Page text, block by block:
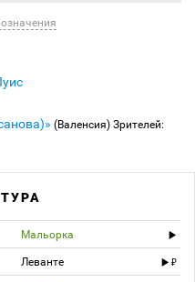
(Валенсия) Зрителей:
Мальорка
Леванте